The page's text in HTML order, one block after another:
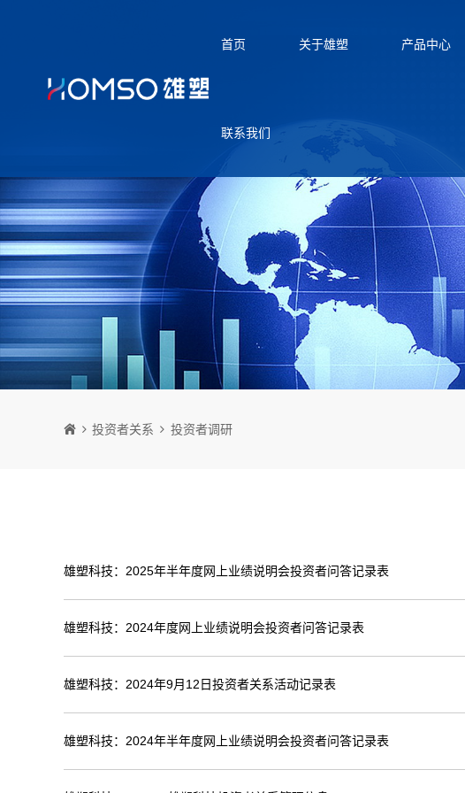
首页 关于雄塑 产品中心
联系我们
投资者关系 投资者调研
雄塑科技：2025年半年度网上业绩说明会投资者问答记录表
雄塑科技：2024年度网上业绩说明会投资者问答记录表
雄塑科技：2024年9月12日投资者关系活动记录表
雄塑科技：2024年半年度网上业绩说明会投资者问答记录表